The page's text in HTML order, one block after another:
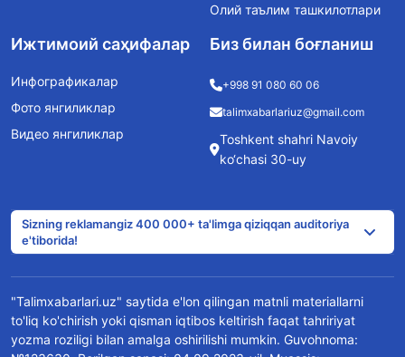
Олий таълим ташкилотлари
Ижтимоий саҳифалар
Инфографикалар
Фото янгиликлар
Видео янгиликлар
Биз билан боғланиш
+998 91 080 60 06
talimxabarlariuz@gmail.com
Toshkent shahri Navoiy
ko‘chasi 30-uy
Sizning reklamangiz 400 000+ ta'limga qiziqqan auditoriya
e'tiborida!
"Talimxabarlari.uz" saytida e'lon qilingan matnli materiallarni
to'liq ko'chirish yoki qisman iqtibos keltirish faqat tahririyat
yozma roziligi bilan amalga oshirilishi mumkin. Guvohnoma: